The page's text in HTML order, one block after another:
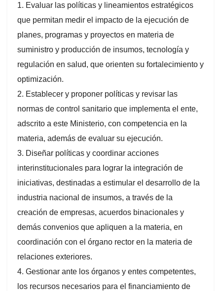
1. Evaluar las políticas y lineamientos estratégicos
que permitan medir el impacto de la ejecución de
planes, programas y proyectos en materia de
suministro y producción de insumos, tecnología y
regulación en salud, que orienten su fortalecimiento y
optimización.
2. Establecer y proponer políticas y revisar las
normas de control sanitario que implementa el ente,
adscrito a este Ministerio, con competencia en la
materia, además de evaluar su ejecución.
3. Diseñar políticas y coordinar acciones
interinstitucionales para lograr la integración de
iniciativas, destinadas a estimular el desarrollo de la
industria nacional de insumos, a través de la
creación de empresas, acuerdos binacionales y
demás convenios que apliquen a la materia, en
coordinación con el órgano rector en la materia de
relaciones exteriores.
4. Gestionar ante los órganos y entes competentes,
los recursos necesarios para el financiamiento de